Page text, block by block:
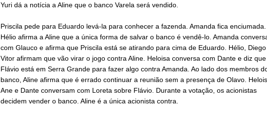
Yuri dá a notícia a Aline que o banco Varela será vendido.
Priscila pede para Eduardo levá-la para conhecer a fazenda. Amanda fica enciumada.
Hélio afirma a Aline que a única forma de salvar o banco é vendê-lo. Amanda
com Glauco e afirma que Priscila está se atirando para cima de Eduardo. Hélio,
Vitor afirmam que vão virar o jogo contra Aline. Heloisa conversa com Dante e diz que
Flávio está em Serra Grande para fazer algo contra Amanda. Ao lado dos membros
banco, Aline afirma que é errado continuar a reunião sem a presença de Olavo.
Ane e Dante conversam com Loreta sobre Flávio. Durante a votação, os acionistas
decidem vender o banco. Aline é a única acionista contra.